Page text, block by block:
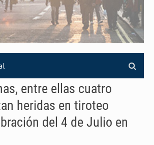
entre ellas cuatro
heridas en tiroteo
del 4 de Julio en